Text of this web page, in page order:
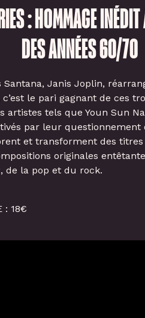
: HOMMAGE
DES ANNÉES 60/70
Santana, Janis Joplin,
le pari gagnant de ces
artistes tels que Youn Sun
par leur
et transforment des
originales
de la pop et du rock.
: 18€